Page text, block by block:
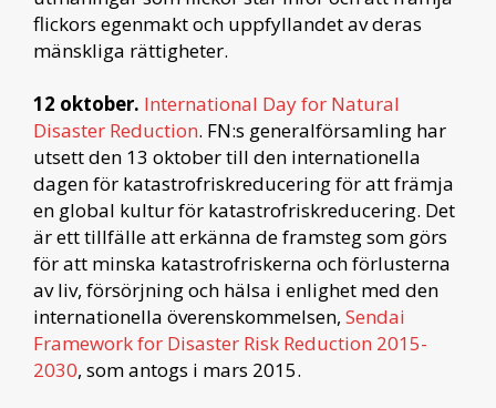
flickors egenmakt och uppfyllandet av deras
mänskliga rättigheter.
12 oktober. International Day for Natural
Disaster Reduction. FN:s generalförsamling har
utsett den 13 oktober till den internationella
dagen för katastrofriskreducering för att främja
en global kultur för katastrofriskreducering. Det
är ett tillfälle att erkänna de framsteg som görs
för att minska katastrofriskerna och förlusterna
av liv, försörjning och hälsa i enlighet med den
internationella överenskommelsen, Sendai
Framework for Disaster Risk Reduction 2015-
2030, som antogs i mars 2015.